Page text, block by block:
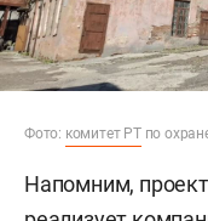
Фото: комитет РТпо
Напомним,